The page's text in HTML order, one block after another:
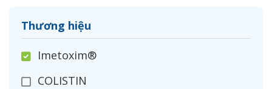
Thương hiệu
Imetoxim®
COLISTIN